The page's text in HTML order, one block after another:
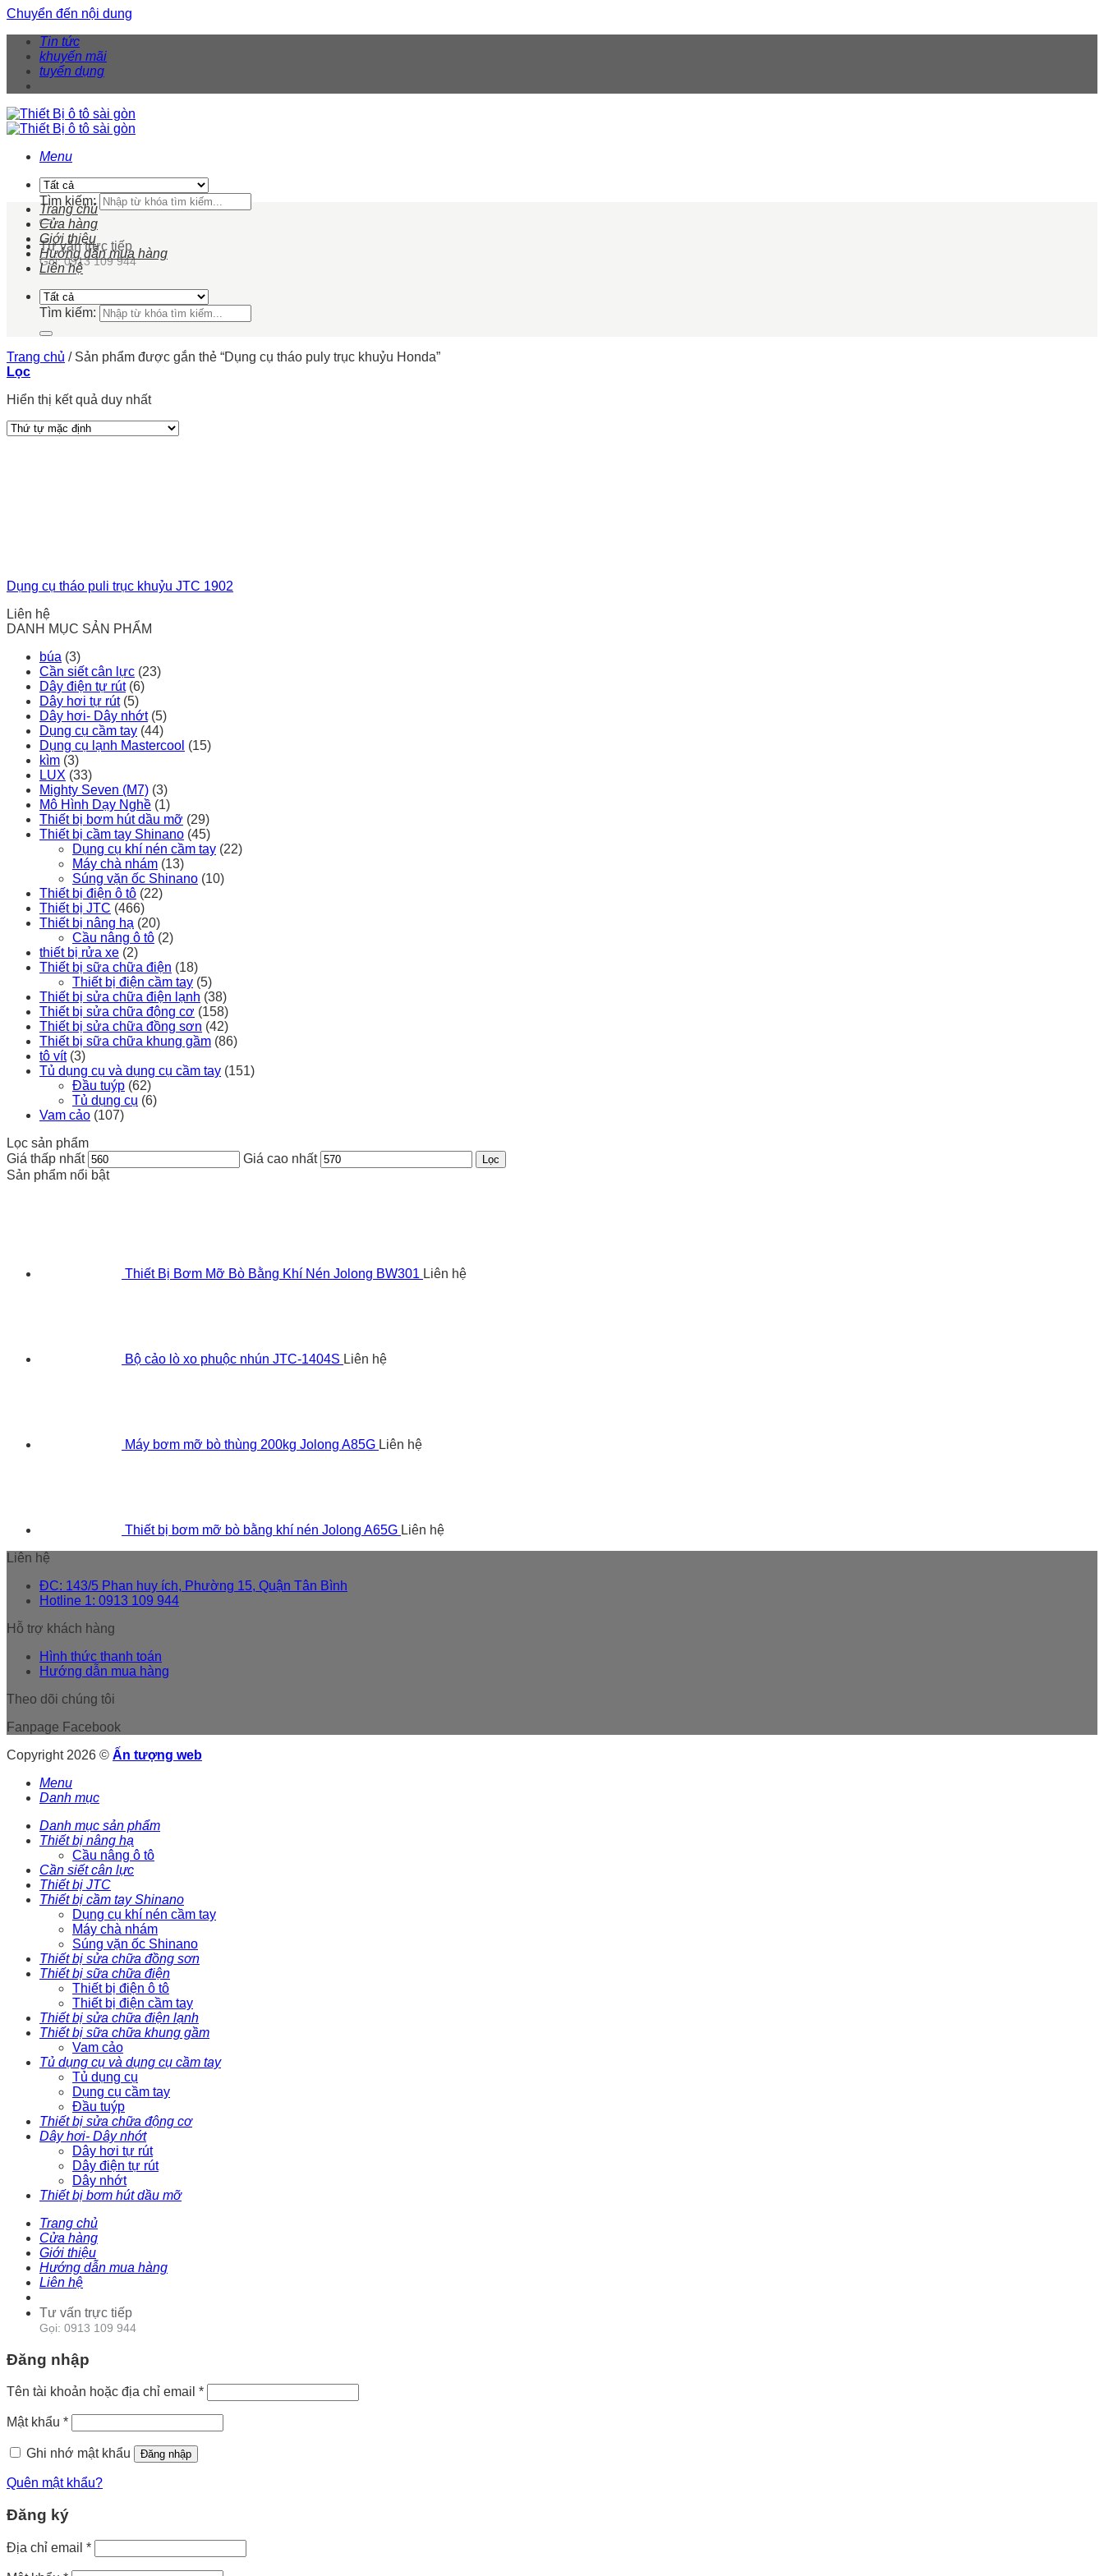
Chuyển đến nội dung
Tin tức
khuyến mãi
tuyển dụng
Menu
Tìm kiếm:
Tư vấn trực tiếp
Gọi: 0913 109 944
Trang chủ
Cửa hàng
Giới thiệu
Hướng dẫn mua hàng
Liên hệ
Tìm kiếm:
Trang chủ /Sản phẩm được gắn thẻ “Dụng cụ tháo puly trục khuỷu Honda”
Lọc
Hiển thị kết quả duy nhất
Dụng cụ tháo puli trục khuỷu JTC 1902
Liên hệ
DANH MỤC SẢN PHẨM
búa (3)
Cần siết cân lực (23)
Dây điện tự rút (6)
Dây hơi tự rút (5)
Dây hơi- Dây nhớt (5)
Dụng cụ cầm tay (44)
Dụng cụ lạnh Mastercool (15)
kìm (3)
LUX (33)
Mighty Seven (M7) (3)
Mô Hình Dạy Nghề (1)
Thiết bị bơm hút dầu mỡ (29)
Thiết bị cầm tay Shinano (45)
Dụng cụ khí nén cầm tay (22)
Máy chà nhám (13)
Súng vặn ốc Shinano (10)
Thiết bị điện ô tô (22)
Thiết bị JTC (466)
Thiết bị nâng hạ (20)
Cầu nâng ô tô (2)
thiết bị rửa xe (2)
Thiết bị sữa chữa điện (18)
Thiết bị điện cầm tay (5)
Thiết bị sửa chữa điện lạnh (38)
Thiết bị sửa chữa động cơ (158)
Thiết bị sửa chữa đồng sơn (42)
Thiết bị sữa chữa khung gầm (86)
tô vít (3)
Tủ dụng cụ và dụng cụ cầm tay (151)
Đầu tuýp (62)
Tủ dụng cụ (6)
Vam cảo (107)
Lọc sản phẩm
Giá thấp nhất
Giá cao nhất Lọc
Sản phẩm nổi bật
Thiết Bị Bơm Mỡ Bò Bằng Khí Nén Jolong BW301 Liên hệ
Bộ cảo lò xo phuộc nhún JTC-1404S Liên hệ
Máy bơm mỡ bò thùng 200kg Jolong A85G Liên hệ
Thiết bị bơm mỡ bò bằng khí nén Jolong A65G Liên hệ
Liên hệ
ĐC: 143/5 Phan huy ích, Phường 15, Quận Tân Bình
Hotline 1: 0913 109 944
Hỗ trợ khách hàng
Hình thức thanh toán
Hướng dẫn mua hàng
Theo dõi chúng tôi
Fanpage Facebook
Copyright 2026 © Ấn tượng web
Menu
Danh mục
Danh mục sản phẩm
Thiết bị nâng hạ
Cầu nâng ô tô
Cần siết cân lực
Thiết bị JTC
Thiết bị cầm tay Shinano
Dụng cụ khí nén cầm tay
Máy chà nhám
Súng vặn ốc Shinano
Thiết bị sửa chữa đồng sơn
Thiết bị sữa chữa điện
Thiết bị điện ô tô
Thiết bị điện cầm tay
Thiết bị sửa chữa điện lạnh
Thiết bị sữa chữa khung gầm
Vam cảo
Tủ dụng cụ và dụng cụ cầm tay
Tủ dụng cụ
Dụng cụ cầm tay
Đầu tuýp
Thiết bị sửa chữa động cơ
Dây hơi- Dây nhớt
Dây hơi tự rút
Dây điện tự rút
Dây nhớt
Thiết bị bơm hút dầu mỡ
Trang chủ
Cửa hàng
Giới thiệu
Hướng dẫn mua hàng
Liên hệ
Tư vấn trực tiếp
Gọi: 0913 109 944
Đăng nhập
Tên tài khoản hoặc địa chỉ email *
Mật khẩu *
Ghi nhớ mật khẩu Đăng nhập
Quên mật khẩu?
Đăng ký
Địa chỉ email *